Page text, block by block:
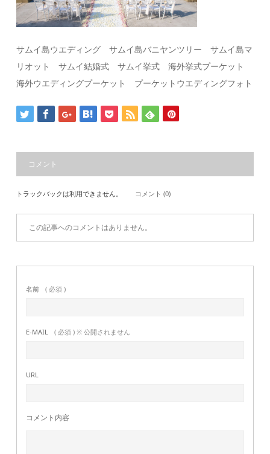
サムイ島ウエディング サムイ島バニヤンツリー サムイ島マ
リオット サムイ結婚式 サムイ挙式 海外挙式プーケット
海外ウエディングプーケット プーケットウエディングフォト
コメント
トラックバックは利用できません。 コメント (0)
この記事へのコメントはありません。
名前 ( 必須 )
E-MAIL ( 必須 ) ※ 公開されません
URL
コメント内容